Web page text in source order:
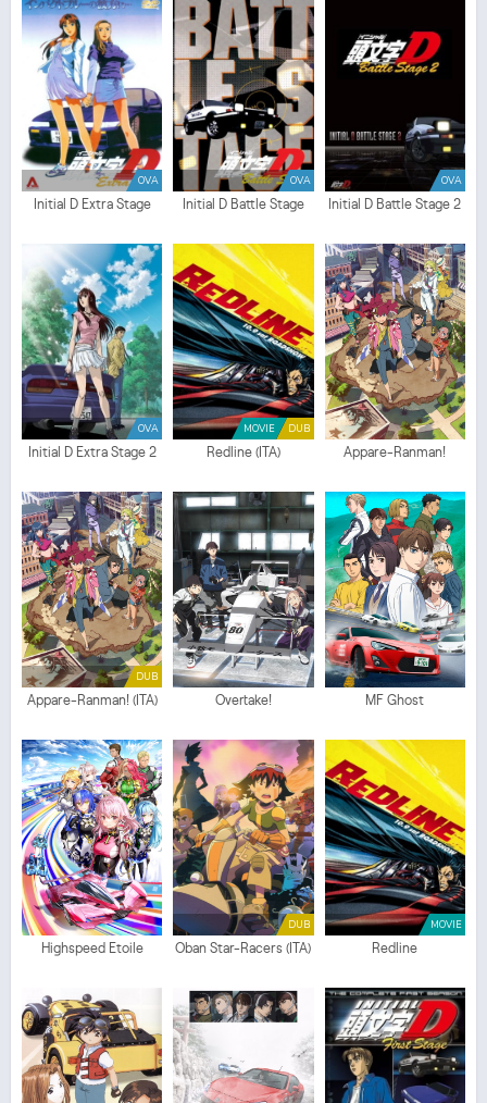
OVA
Initial D Extra Stage
OVA
Initial D Battle Stage
OVA
Initial D Battle Stage 2
OVA
Initial D Extra Stage 2
DUB
MOVIE
Redline (ITA) Appare-Ranman!
DUB
Appare-Ranman! (ITA) Overtake! MF Ghost
Highspeed Etoile
DUB
Oban Star-Racers (ITA)
MOVIE
Redline